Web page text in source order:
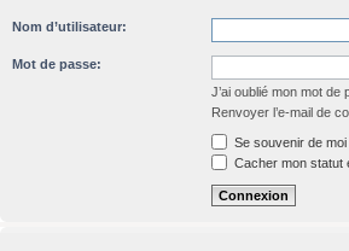
Nom d’utilisateur:
Mot de passe:
J’ai oublié mon mot de
Renvoyer l’e-mail de
Se souvenir de moi
Cacher mon statut